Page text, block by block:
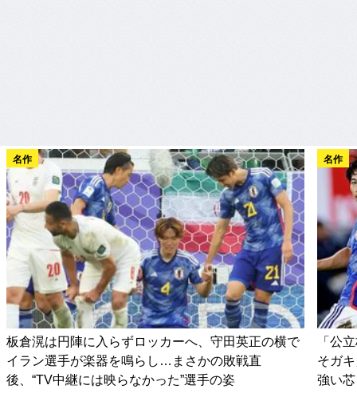
名作
板倉滉は円陣に入らずロッカーへ、守田英正の横で
イラン選手が楽器を鳴らし…まさかの敗戦直
後、“TV中継には映らなかった”選手の姿
名作
「公
そガ
強い